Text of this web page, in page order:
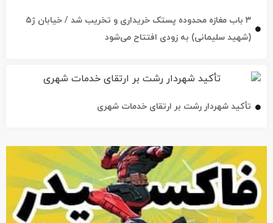
۳ باب مغازه محدوده پستک خریداری و تخریب شد / خیابان ژ۵
(شهید سلیمانی) به زودی افتتاح می‌شود
تأکید شهردار رشت بر ارتقای خدمات شهری